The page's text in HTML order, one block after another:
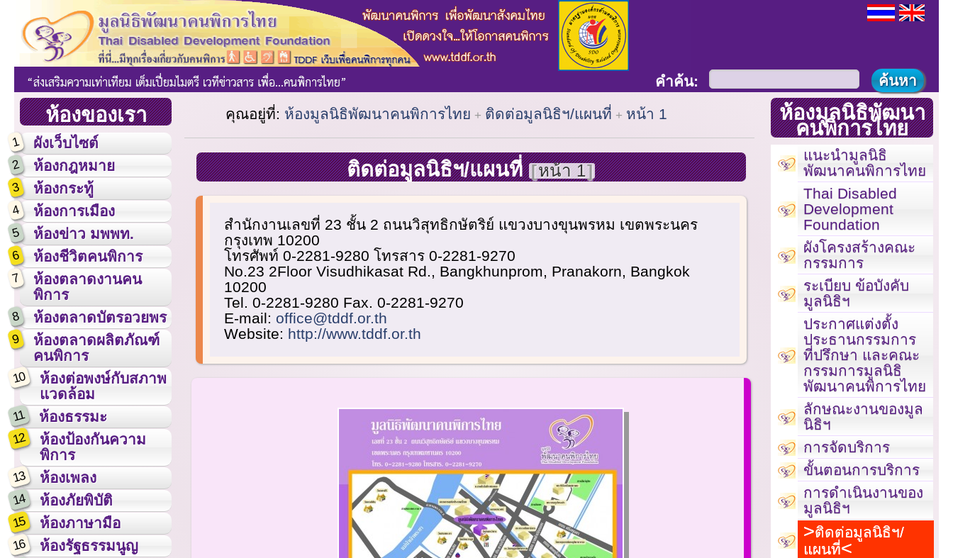
ห้องของเรา
1 ผังเว็บไซต์
2 ห้องกฎหมาย
3 ห้องกระทู้
4 ห้องการเมือง
5 ห้องข่าว มพพท.
6 ห้องชีวิตคนพิการ
7
ห้องตลาดงานคน
พิการ
8 ห้องตลาดบัตรอวยพร
9
ห้องตลาดผลิตภัณฑ์
คนพิการ
10
ห้องต่อพงษ์กับสภาพ
แวดล้อม
11 ห้องธรรมะ
12
ห้องป้องกันความ
พิการ
13 ห้องเพลง
14 ห้องภัยพิบัติ
15 ห้องภาษามือ
16 ห้องรัฐธรรมนูญ
คำค้น:
คุณอยู่ที่: ห้องมูลนิธิพัฒนาคนพิการไทย ติดต่อมูลนิธิฯ/แผนที่ หน้า 1
ติดต่อมูลนิธิฯ/แผนที่ หน้า 1
สำนักงานเลขที่ 23 ชั้น 2 ถนนวิสุทธิกษัตริย์ แขวงบางขุนพรหม เขตพระนคร
กรุงเทพ 10200
โทรศัพท์ 0-2281-9280 โทรสาร 0-2281-9270
No.23 2Floor Visudhikasat Rd., Bangkhunprom, Pranakorn, Bangkok
10200
Tel. 0-2281-9280 Fax. 0-2281-9270
E-mail: office@tddf.or.th
Website: http://www.tddf.or.th
ห้องมูลนิธิพัฒนา
คนพิการไทย
แนะนำมูลนิธิ
พัฒนาคนพิการไทย
Thai Disabled
Development
Foundation
ผังโครงสร้างคณะ
กรรมการ
ระเบียบ ข้อบังคับ
มูลนิธิฯ
ประกาศแต่งตั้ง
ประธานกรรมการ
ที่ปรึกษา และคณะ
กรรมการมูลนิธิ
พัฒนาคนพิการไทย
ลักษณะงานของมูล
นิธิฯ
การจัดบริการ
ขั้นตอนการบริการ
การดำเนินงานของ
มูลนิธิฯ
ติดต่อมูลนิธิฯ/
แผนที่